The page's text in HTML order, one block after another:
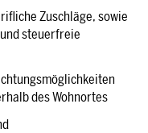
Zuschläge, sowie
steuerfreie
des Wohnortes